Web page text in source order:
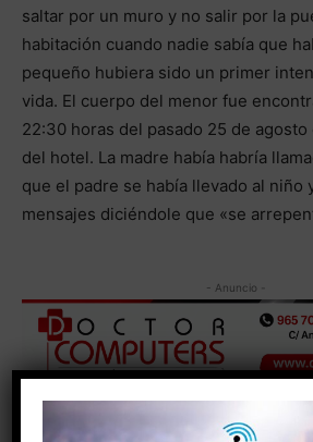
saltar por un muro y no salir por la
habitación cuando nadie sabía que
pequeño hubiera sido un primer
vida. El cuerpo del menor fue
22:30 horas del pasado 25 de agosto
del hotel. La madre había habría
que el padre se había llevado al niño
mensajes diciéndole que «se
- Anuncio -